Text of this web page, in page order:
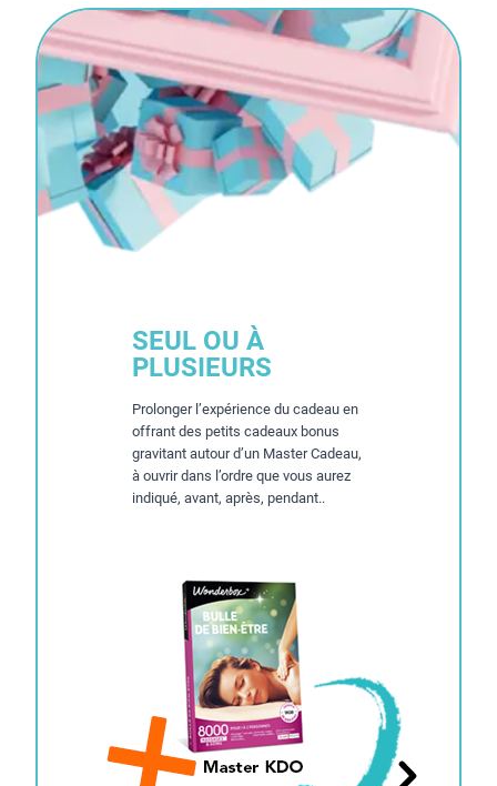
SEUL OU À
PLUSIEURS
Prolonger l’expérience du cadeau en
offrant des petits cadeaux bonus
gravitant autour d’un Master Cadeau,
à ouvrir dans l’ordre que vous aurez
indiqué, avant, après, pendant..